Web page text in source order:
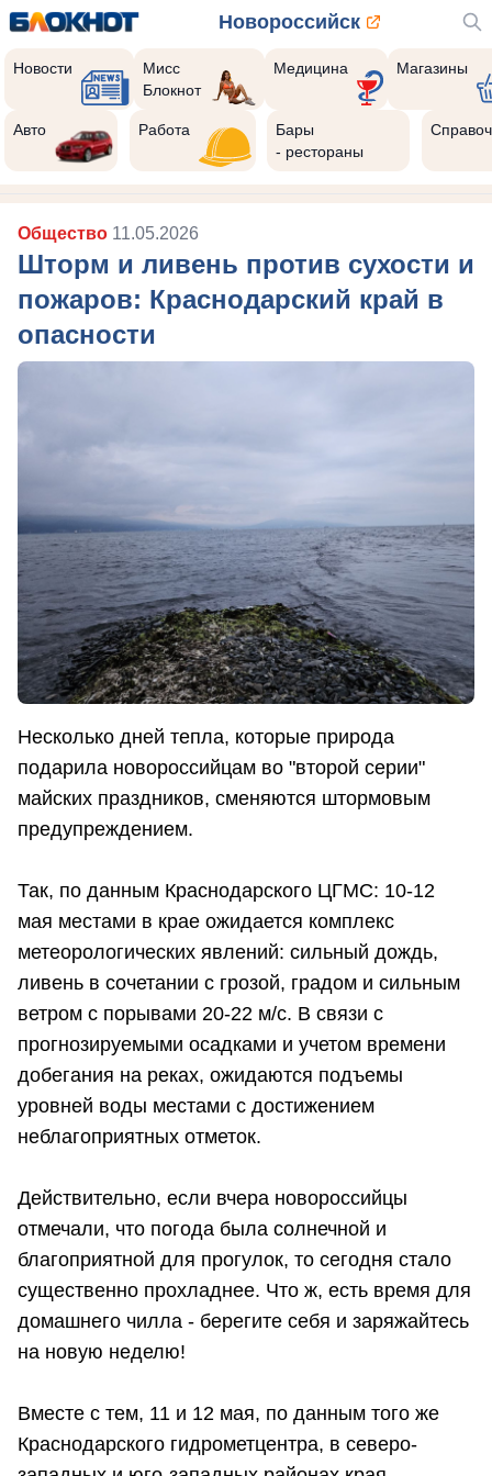
Новороссийск
Новости
Мисс
Блокнот
Медицина Магазины
Авто Работа
Бары
- рестораны
Общество 11.05.2026
Шторм и ливень против сухости и
пожаров: Краснодарский край в
опасности
Несколько дней тепла, которые природа
подарила новороссийцам во "второй серии"
майских праздников, сменяются штормовым
предупреждением.
Так, по данным Краснодарского ЦГМС: 10-12
мая местами в крае ожидается комплекс
метеорологических явлений: сильный дождь,
ливень в сочетании с грозой, градом и сильным
ветром с порывами 20-22 м/с. В связи с
прогнозируемыми осадками и учетом времени
добегания на реках, ожидаются подъемы
уровней воды местами с достижением
неблагоприятных отметок.
Действительно, если вчера новороссийцы
отмечали, что погода была солнечной и
благоприятной для прогулок, то сегодня стало
существенно прохладнее. Что ж, есть время для
домашнего чилла - берегите себя и заряжайтесь
на новую неделю!
Вместе с тем, 11 и 12 мая, по данным того же
Краснодарского гидрометцентра, в северо-